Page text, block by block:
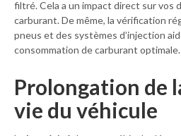
filtré. Cela a un impact direct sur vos
carburant. De même, la vérification
pneus et des systèmes d’injection
consommation de carburant optimale.
Prolongation de
vie du véhicule